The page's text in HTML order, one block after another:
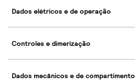
Dados elétricos e de operação
Controles e dimerização
Dados mecânicos e de compartimento